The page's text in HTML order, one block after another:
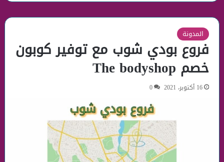
المدونة
فروع بودي شوب مع توفير كوبون
خصم The bodyshop
16 أكتوبر، 2021 0